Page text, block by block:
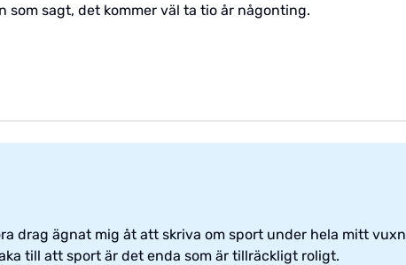
sagt, det kommer väl ta tio år någonting.
drag ägnat mig åt att skriva om sport under hela mitt
till att sport är det enda som är tillräckligt roligt.